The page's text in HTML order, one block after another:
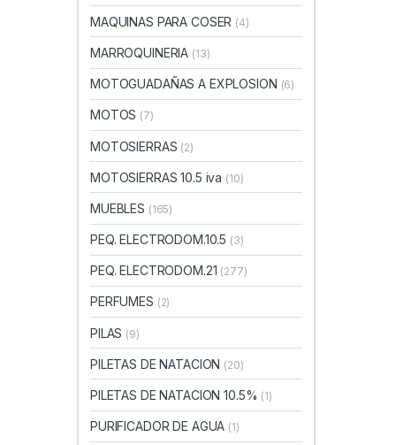
MAQUINAS PARA COSER (4)
MARROQUINERIA (13)
MOTOGUADAÑAS A EXPLOSION (6)
MOTOS (7)
MOTOSIERRAS (2)
MOTOSIERRAS 10.5 iva (10)
MUEBLES (165)
PEQ. ELECTRODOM.10.5 (3)
PEQ. ELECTRODOM.21 (277)
PERFUMES (2)
PILAS (9)
PILETAS DE NATACION (20)
PILETAS DE NATACION 10.5% (1)
PURIFICADOR DE AGUA (1)